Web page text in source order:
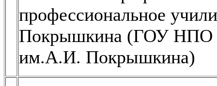
профессиональное
Покрышкина (ГОУ
им.А.И. Покрышкина)